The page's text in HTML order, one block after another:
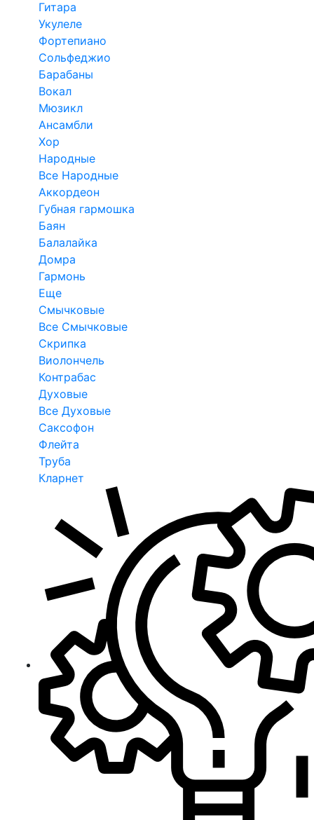
Гитара
Укулеле
Фортепиано
Сольфеджио
Барабаны
Вокал
Мюзикл
Ансамбли
Хор
Народные
Все Народные
Аккордеон
Губная гармошка
Баян
Балалайка
Домра
Гармонь
Еще
Смычковые
Все Смычковые
Скрипка
Виолончель
Контрабас
Духовые
Все Духовые
Саксофон
Флейта
Труба
Кларнет